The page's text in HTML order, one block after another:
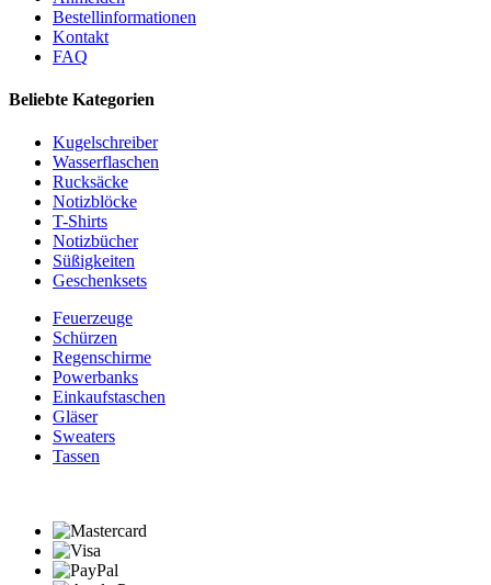
Bestellinformationen
Kontakt
FAQ
Beliebte Kategorien
Kugelschreiber
Wasserflaschen
Rucksäcke
Notizblöcke
T-Shirts
Notizbücher
Süßigkeiten
Geschenksets
Feuerzeuge
Schürzen
Regenschirme
Powerbanks
Einkaufstaschen
Gläser
Sweaters
Tassen